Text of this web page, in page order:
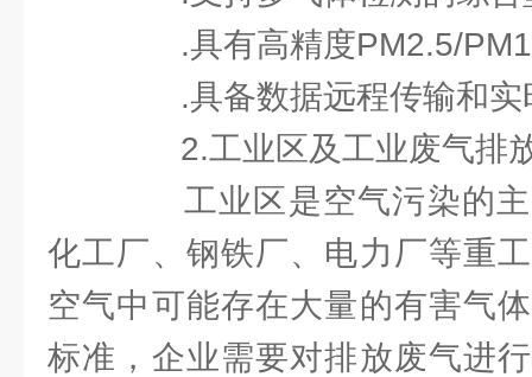
.具有高精度PM2.5/
.具备数据远程传输和实
2.工业区及工业废气排
工业区是空气污染的主
化工厂、钢铁厂、电力厂等重
空气中可能存在大量的有害气
标准，企业需要对排放废气进